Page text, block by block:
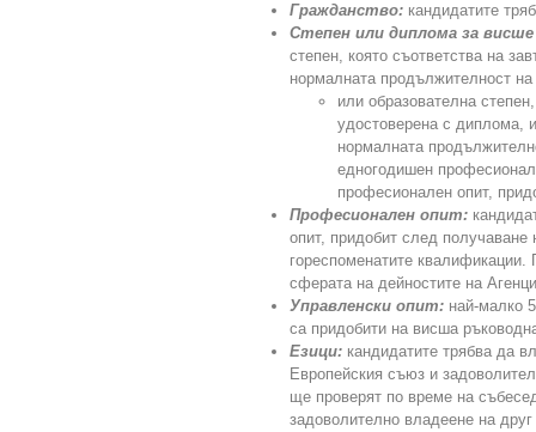
Гражданство: кандидатите
Степен или диплома за висше
степен, която съответства на
нормалната продължителност
или образователна
удостоверена с диплома,
нормалната
едногодишен
професионален опит,
Професионален опит:
опит, придобит след получаване
гореспоменатите
сферата на дейностите на
Управленски опит: най-малко
са придобити на висша
Езици: кандидатите трябва да
Европейския съюз и
ще проверят по време на
задоволително владеене на